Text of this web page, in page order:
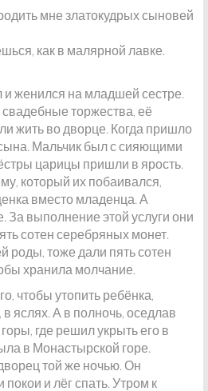
мне златокудрых сыновей
как в малярной лавке.
женился на младшей сестре.
торжества, её
жить во дворце. Когда пришло
Мальчик был с сияющими
царицы пришли в ярость.
который их побаивался,
вместо младенца. А
За выполнение этой услуги они
сотен серебряных монет.
роды, тоже дали пять сотен
хранила молчание.
чтобы утопить ребёнка,
яслях. А в полночь, оседлав
где решил укрыть его в
в Монастырской горе.
той же ночью. Он
и лёг спать. Утром к